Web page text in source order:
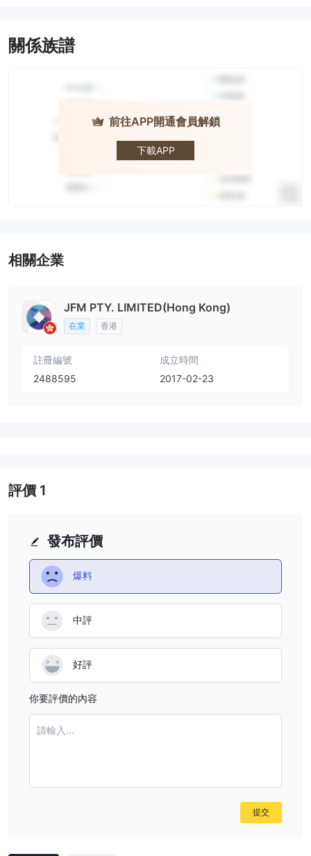
關係族譜
前往APP開通會員解鎖
下載APP
相關企業
JFM PTY. LIMITED(Hong Kong)
在業 香港
註冊編號
2488595
成立時間
2017-02-23
發布評價
爆料
中評
好評
你要評價的內容
請輸入...
提交
評價 1